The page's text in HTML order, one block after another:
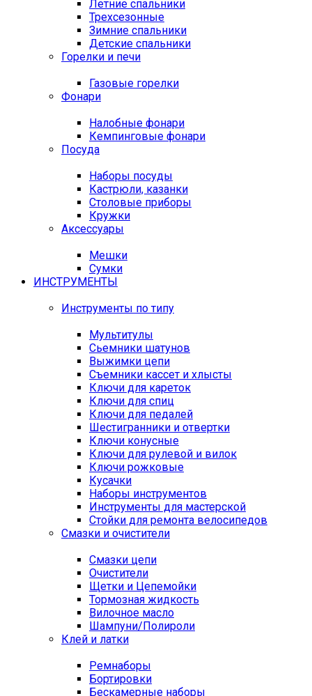
Летние спальники
Трехсезонные
Зимние спальники
Детские спальники
Горелки и печи
Газовые горелки
Фонари
Налобные фонари
Кемпинговые фонари
Посуда
Наборы посуды
Кастрюли, казанки
Столовые приборы
Кружки
Аксессуары
Мешки
Сумки
ИНСТРУМЕНТЫ
Инструменты по типу
Мультитулы
Сьемники шатунов
Выжимки цепи
Съемники кассет и хлысты
Ключи для кареток
Ключи для спиц
Ключи для педалей
Шестигранники и отвертки
Ключи конусные
Ключи для рулевой и вилок
Ключи рожковые
Кусачки
Наборы инструментов
Инструменты для мастерской
Стойки для ремонта велосипедов
Смазки и очистители
Смазки цепи
Очистители
Щетки и Цепемойки
Тормозная жидкость
Вилочное масло
Шампуни/Полироли
Клей и латки
Ремнаборы
Бортировки
Бескамерные наборы